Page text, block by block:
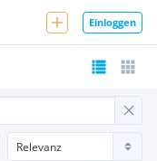
Einloggen